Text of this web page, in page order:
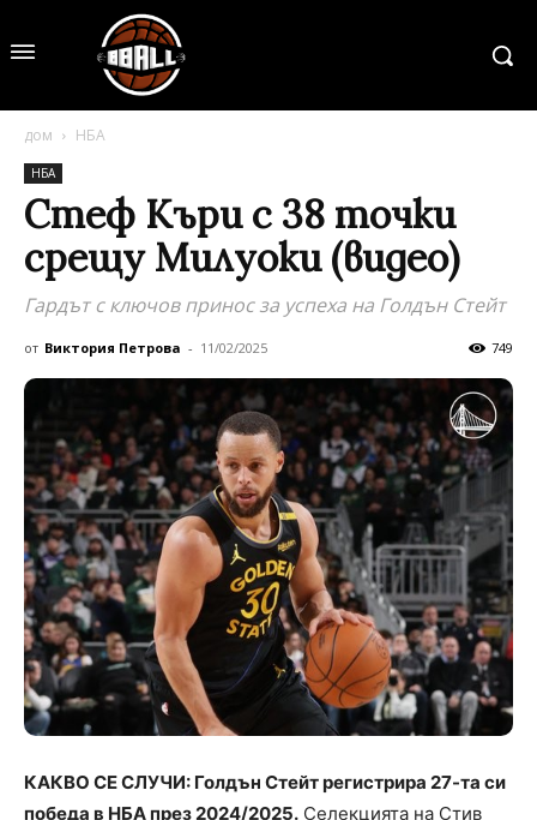
дом НБА
НБА
Стеф Къри с 38 точки
срещу Милуоки (видео)
Гардът с ключов принос за успеха на Голдън Стейт
от Виктория Петрова - 11/02/2025 749
КАКВО СЕ СЛУЧИ: Голдън Стейт регистрира 27-та си
победа в НБА през 2024/2025. Селекцията на Стив